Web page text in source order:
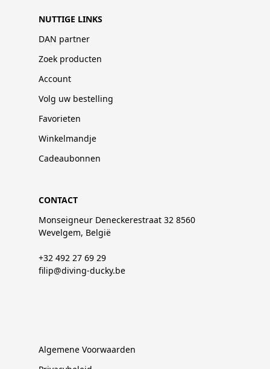
NUTTIGE LINKS
DAN partner
Zoek producten
Account
Volg uw bestelling
Favorieten
Winkelmandje
Cadeaubonnen
CONTACT
Monseigneur Deneckerestraat 32 8560
Wevelgem, België
+32 492 27 69 29
filip@diving-ducky.be
Algemene Voorwaarden